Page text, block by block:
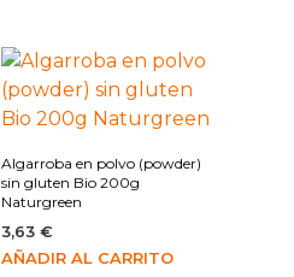
Algarroba en polvo (powder)
sin gluten Bio 200g
Naturgreen
3,63 €
AÑADIR AL CARRITO